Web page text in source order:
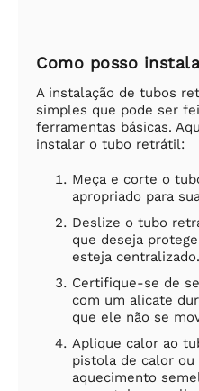
Como posso
A instalação de tubos
simples que pode ser
ferramentas básicas.
instalar o tubo retrátil:
Meça e corte o
apropriado para
Deslize o tubo
que deseja
esteja centralizado.
Certifique-se de
com um alicate
que ele não se
Aplique calor ao
pistola de calor
aquecimento